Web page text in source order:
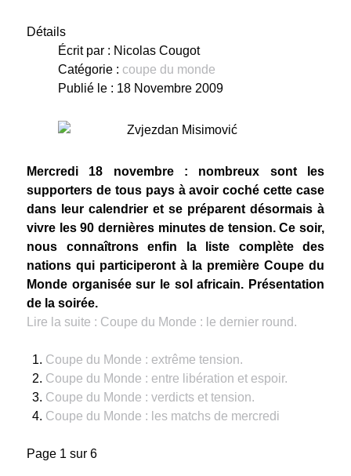
Détails
Écrit par : Nicolas Cougot
Catégorie : coupe du monde
Publié le : 18 Novembre 2009
Mercredi 18 novembre : nombreux sont les
supporters de tous pays à avoir coché cette case
dans leur calendrier et se préparent désormais à
vivre les 90 dernières minutes de tension. Ce soir,
nous connaîtrons enfin la liste complète des
nations qui participeront à la première Coupe du
Monde organisée sur le sol africain. Présentation
de la soirée.
Lire la suite : Coupe du Monde : le dernier round.
Coupe du Monde : extrême tension.
Coupe du Monde : entre libération et espoir.
Coupe du Monde : verdicts et tension.
Coupe du Monde : les matchs de mercredi
Page 1 sur 6